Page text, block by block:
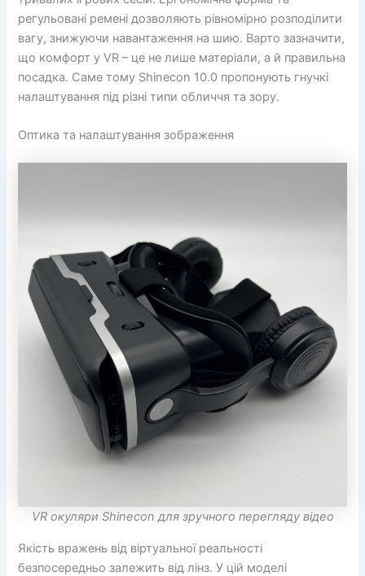
регульовані ремені дозволяють рівномірно розподілити
вагу, знижуючи навантаження на шию. Варто зазначити,
що комфорт у VR – це не лише матеріали, а й правильна
посадка. Саме тому Shinecon 10.0 пропонують гнучкі
налаштування під різні типи обличчя та зору.
Оптика та налаштування зображення
VR окуляри Shinecon для зручного перегляду відео
Якість вражень від віртуальної реальності
безпосередньо залежить від лінз. У цій моделі